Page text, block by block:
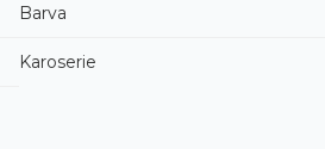
Barva
Karoserie